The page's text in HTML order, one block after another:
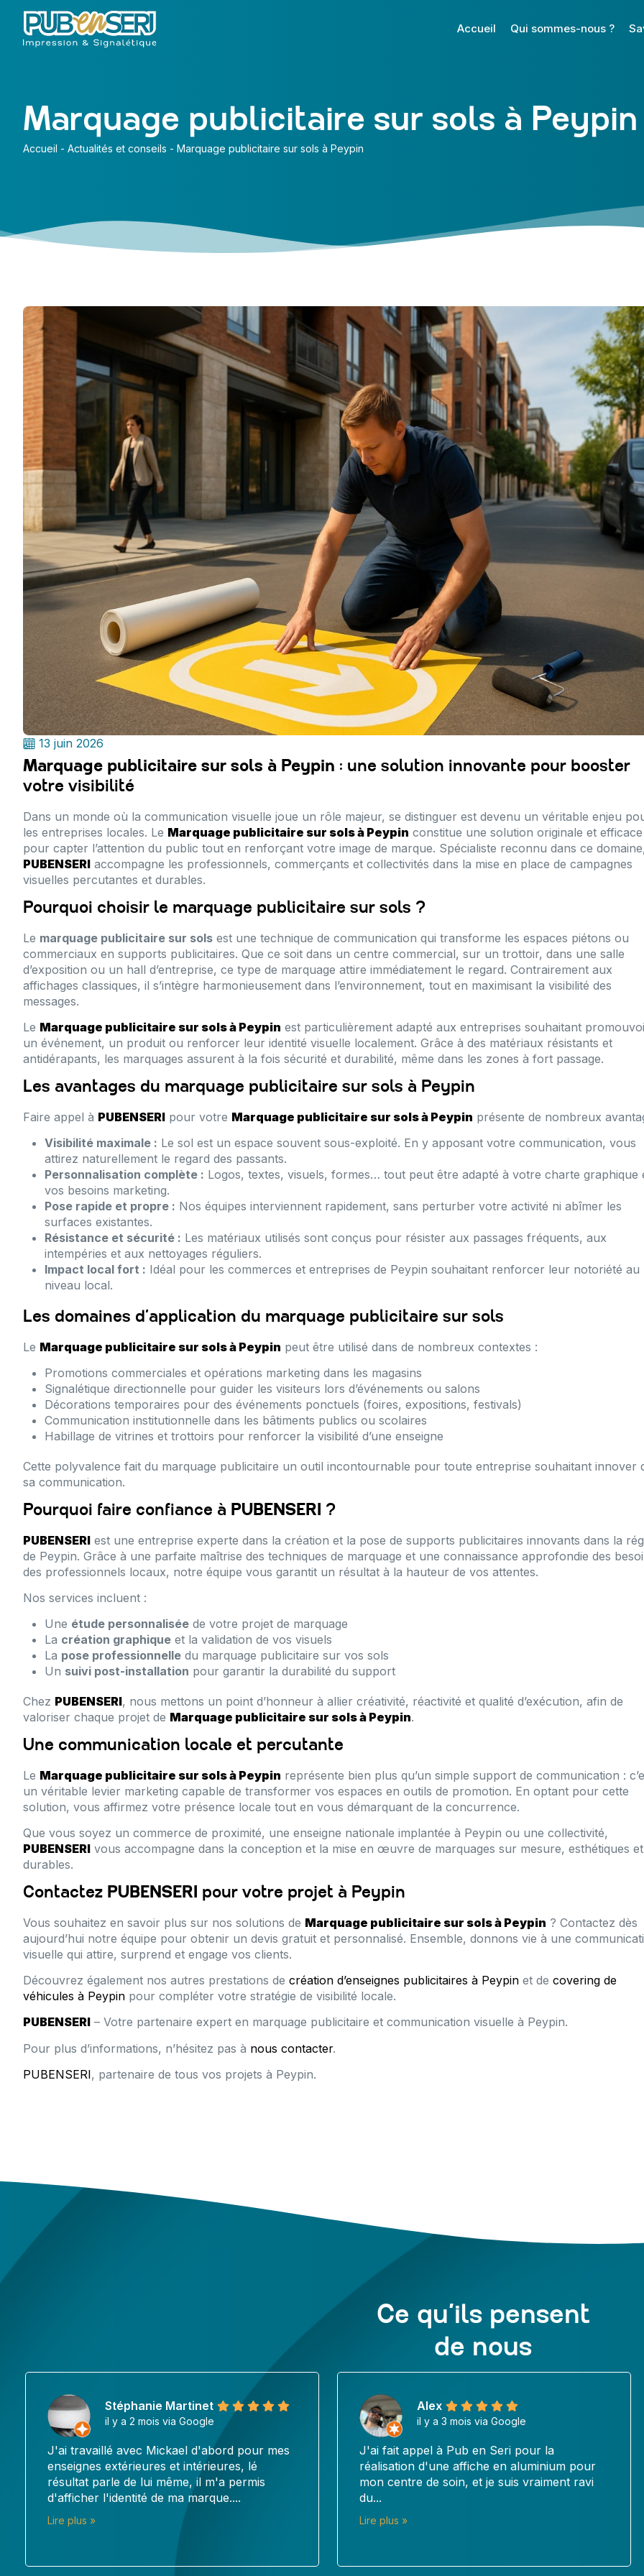
Accueil Qui sommes-nous ?
Marquage publicitaire sur sols à Peypin
Accueil - Actualités et conseils - Marquage publicitaire sur sols à Peypin
13 juin 2026
Marquage publicitaire sur sols à Peypin : une solution innovante pour booster
votre visibilité
Dans un monde où la communication visuelle joue un rôle majeur, se distinguer est devenu un véritable enjeu
les entreprises locales. Le Marquage publicitaire sur sols à Peypin constitue une solution originale et efficace
pour capter l’attention du public tout en renforçant votre image de marque. Spécialiste reconnu dans ce
PUBENSERI accompagne les professionnels, commerçants et collectivités dans la mise en place de campagnes
visuelles percutantes et durables.
Pourquoi choisir le marquage publicitaire sur sols ?
Le marquage publicitaire sur sols est une technique de communication qui transforme les espaces piétons ou
commerciaux en supports publicitaires. Que ce soit dans un centre commercial, sur un trottoir, dans une salle
d’exposition ou un hall d’entreprise, ce type de marquage attire immédiatement le regard. Contrairement aux
affichages classiques, il s’intègre harmonieusement dans l’environnement, tout en maximisant la visibilité des
messages.
Le Marquage publicitaire sur sols à Peypin est particulièrement adapté aux entreprises souhaitant
un événement, un produit ou renforcer leur identité visuelle localement. Grâce à des matériaux résistants et
antidérapants, les marquages assurent à la fois sécurité et durabilité, même dans les zones à fort passage.
Les avantages du marquage publicitaire sur sols à Peypin
Faire appel à PUBENSERI pour votre Marquage publicitaire sur sols à Peypin présente de nombreux
Visibilité maximale : Le sol est un espace souvent sous-exploité. En y apposant votre communication, vous
attirez naturellement le regard des passants.
Personnalisation complète : Logos, textes, visuels, formes… tout peut être adapté à votre charte graphique
vos besoins marketing.
Pose rapide et propre : Nos équipes interviennent rapidement, sans perturber votre activité ni abîmer les
surfaces existantes.
Résistance et sécurité : Les matériaux utilisés sont conçus pour résister aux passages fréquents, aux
intempéries et aux nettoyages réguliers.
Impact local fort : Idéal pour les commerces et entreprises de Peypin souhaitant renforcer leur notoriété au
niveau local.
Les domaines d’application du marquage publicitaire sur sols
Le Marquage publicitaire sur sols à Peypin peut être utilisé dans de nombreux contextes :
Promotions commerciales et opérations marketing dans les magasins
Signalétique directionnelle pour guider les visiteurs lors d’événements ou salons
Décorations temporaires pour des événements ponctuels (foires, expositions, festivals)
Communication institutionnelle dans les bâtiments publics ou scolaires
Habillage de vitrines et trottoirs pour renforcer la visibilité d’une enseigne
Cette polyvalence fait du marquage publicitaire un outil incontournable pour toute entreprise souhaitant innover
sa communication.
Pourquoi faire confiance à PUBENSERI ?
PUBENSERI est une entreprise experte dans la création et la pose de supports publicitaires innovants dans la
de Peypin. Grâce à une parfaite maîtrise des techniques de marquage et une connaissance approfondie des
des professionnels locaux, notre équipe vous garantit un résultat à la hauteur de vos attentes.
Nos services incluent :
Une étude personnalisée de votre projet de marquage
La création graphique et la validation de vos visuels
La pose professionnelle du marquage publicitaire sur vos sols
Un suivi post-installation pour garantir la durabilité du support
Chez PUBENSERI, nous mettons un point d’honneur à allier créativité, réactivité et qualité d’exécution, afin de
valoriser chaque projet de Marquage publicitaire sur sols à Peypin.
Une communication locale et percutante
Le Marquage publicitaire sur sols à Peypin représente bien plus qu’un simple support de communication :
un véritable levier marketing capable de transformer vos espaces en outils de promotion. En optant pour cette
solution, vous affirmez votre présence locale tout en vous démarquant de la concurrence.
Que vous soyez un commerce de proximité, une enseigne nationale implantée à Peypin ou une collectivité,
PUBENSERI vous accompagne dans la conception et la mise en œuvre de marquages sur mesure, esthétiques et
durables.
Contactez PUBENSERI pour votre projet à Peypin
Vous souhaitez en savoir plus sur nos solutions de Marquage publicitaire sur sols à Peypin ? Contactez dès
aujourd’hui notre équipe pour obtenir un devis gratuit et personnalisé. Ensemble, donnons vie à une
visuelle qui attire, surprend et engage vos clients.
Découvrez également nos autres prestations de création d’enseignes publicitaires à Peypin et de covering de
véhicules à Peypin pour compléter votre stratégie de visibilité locale.
PUBENSERI – Votre partenaire expert en marquage publicitaire et communication visuelle à Peypin.
Pour plus d’informations, n’hésitez pas à nous contacter.
PUBENSERI, partenaire de tous vos projets à Peypin.
Ce qu’ils pensent
de nous
Alex
il y a 3 mois via Google
J'ai fait appel à Pub en Seri pour la
réalisation d'une affiche en aluminium pour
mon centre de soin, et je suis vraiment ravi
du...
Lire plus »
Céline DEVOTO-MARCELLIN
Je recommande vivement la société Pub en
Série pour la qualité de son travail et son
professionnalisme. Je leur ai confié la
réalisation de panneaux en...
Lire plus »